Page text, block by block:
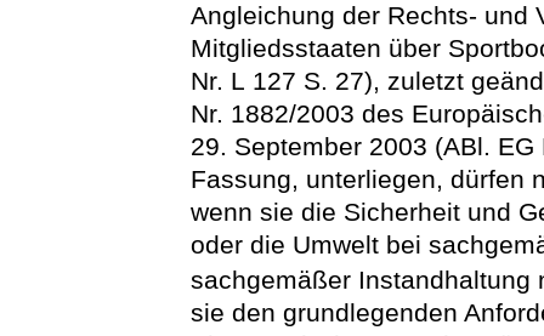
Angleichung der Rechts- und
Mitgliedsstaaten über
Nr. L 127 S. 27), zuletzt
Nr. 1882/2003 des
29. September 2003 (ABl.
Fassung, unterliegen, dürfen
wenn sie die Sicherheit und
oder die Umwelt bei
sachgemäßer
sie den grundlegenden